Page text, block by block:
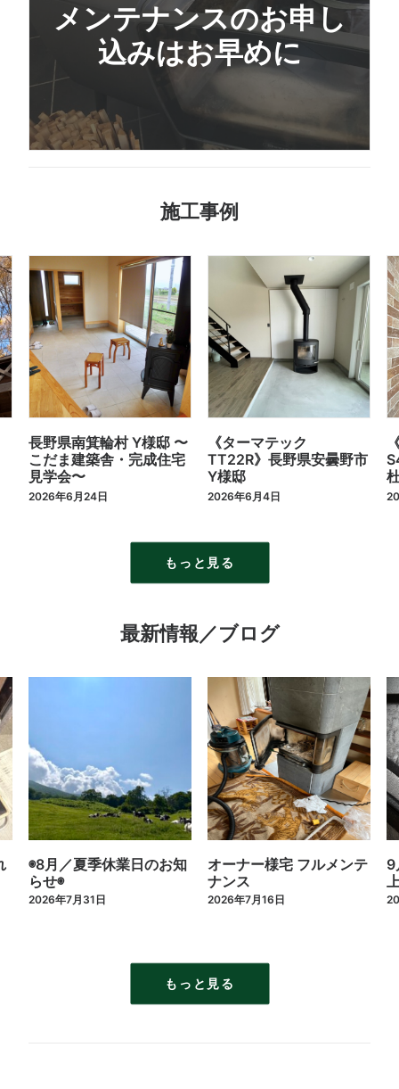
メンテナンスのお申し
込みはお早めに
施工事例
野県南箕輪村 Y様邸 〜
だま建築舎・完成住宅
学会〜
年6月24日
《ターマテック
TT22R》長野県安曇野市
2026年6月4日
《ネ
S43 B-
杜市 S
2026年5
もっと見る
最新情報／ブログ
月／夏季休業日のお知
年7月31日
オーナー様宅 フルメンテ
ナンス
2026年7月16日
9月1日
上げの
2026年7
もっと見る